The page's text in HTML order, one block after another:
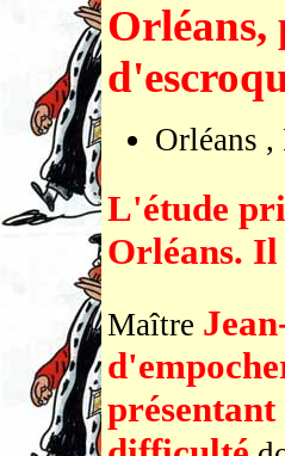
Orléans,
Orléans
L'étude
Orléans. Il
Maître
présentant